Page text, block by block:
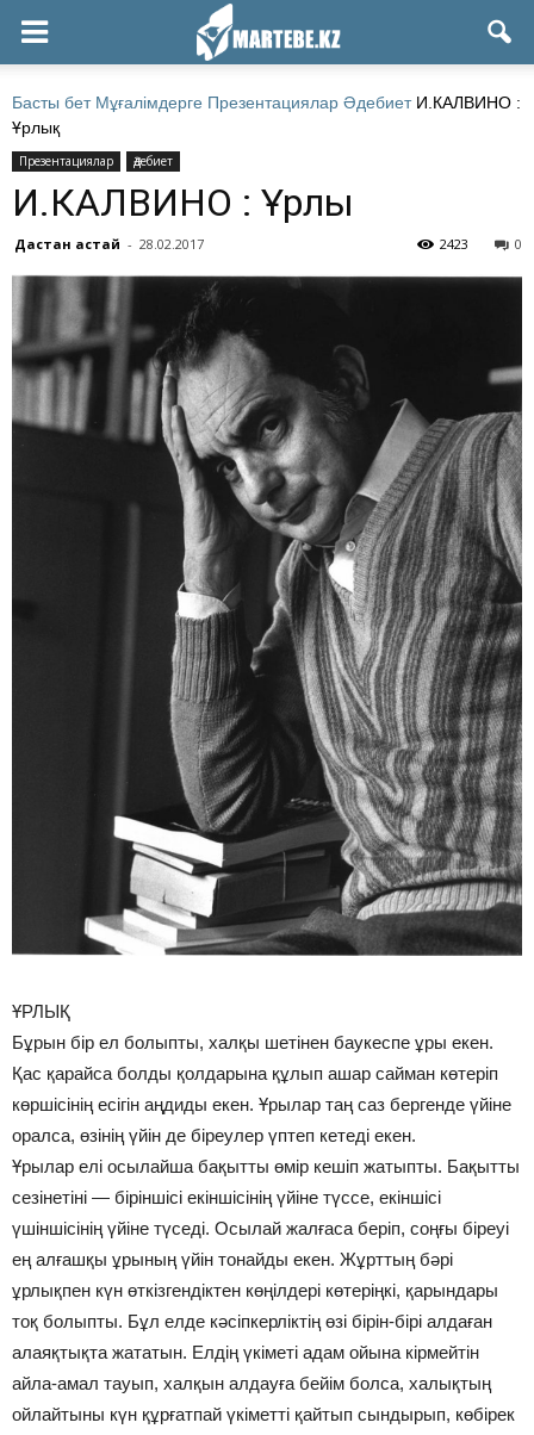
Басты бет Мұғалімдерге Презентациялар Әдебиет И.КАЛВИНО :
Ұрлық
Презентациялар Әдебиет
И.КАЛВИНО : Ұрлық
Дастан Қастай - 28.02.2017 0
2423
ҰРЛЫҚ
Бұрын бір ел болыпты, халқы шетінен баукеспе ұры екен.
Қас қарайса болды қолдарына құлып ашар сайман көтеріп
көршісінің есігін аңдиды екен. Ұрылар таң саз бергенде үйіне
оралса, өзінің үйін де біреулер үптеп кетеді екен.
Ұрылар елі осылайша бақытты өмір кешіп жатыпты. Бақытты
сезінетіні — біріншісі екіншісінің үйіне түссе, екіншісі
үшіншісінің үйіне түседі. Осылай жалғаса беріп, соңғы біреуі
ең алғашқы ұрының үйін тонайды екен. Жұрттың бәрі
ұрлықпен күн өткізгендіктен көңілдері көтеріңкі, қарындары
тоқ болыпты. Бұл елде кәсіпкерліктің өзі бірін-бірі алдаған
алаяқтықта жататын. Елдің үкіметі адам ойына кірмейтін
айла-амал тауып, халқын алдауға бейім болса, халықтың
ойлайтыны күн құрғатпай үкіметті қайтып сындырып, көбірек